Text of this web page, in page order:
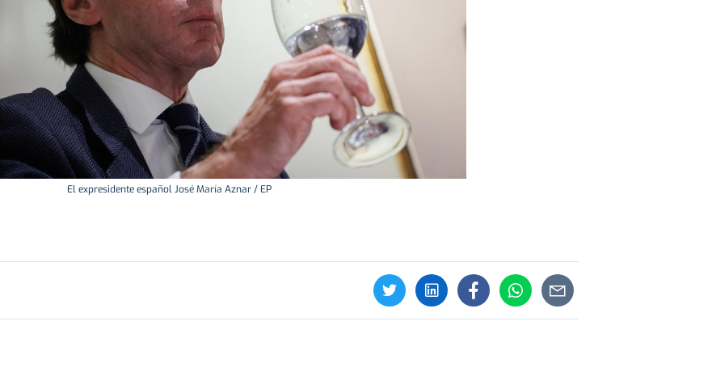
El expresidente español José María Aznar / EP